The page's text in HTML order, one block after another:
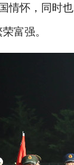
情怀，同
富强。